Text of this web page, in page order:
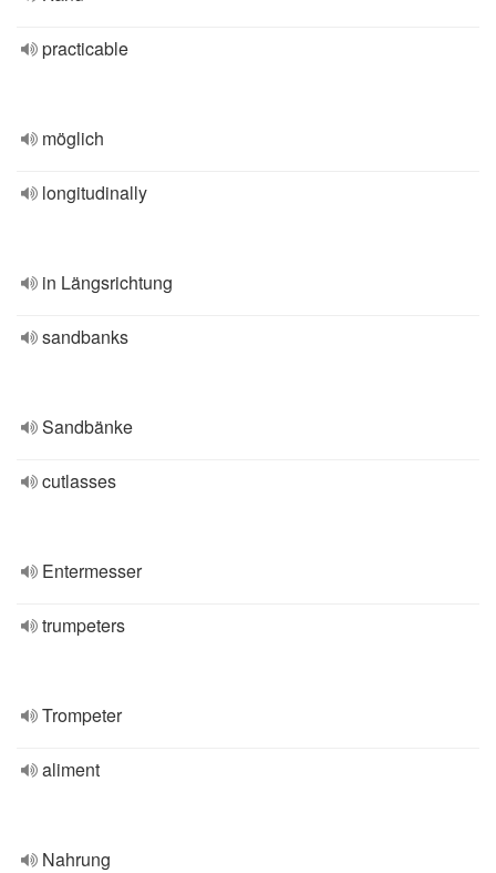
practicable
möglich
longitudinally
in Längsrichtung
sandbanks
Sandbänke
cutlasses
Entermesser
trumpeters
Trompeter
aliment
Nahrung